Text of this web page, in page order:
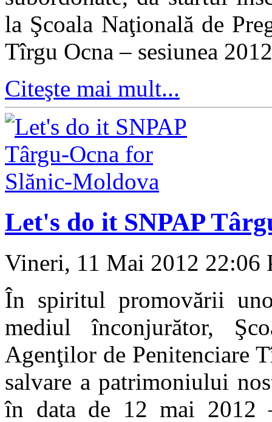
la Şcoala Naţională de
Tîrgu Ocna – sesiunea
Citeşte mai mult...
Let's do it SNPAP
Vineri, 11 Mai 2012 22:06
În spiritul promovării
mediul înconjurător,
Agenţilor de Penitenciare
salvare a patrimoniului
în data de 12 mai 2012